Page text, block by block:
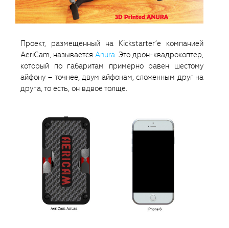
Проект, размещенный на Kickstarter’е компанией
AeriCam, называется Anura. Это дрон-квадрокоптер,
который по габаритам примерно равен шестому
айфону – точнее, двум айфонам, сложенным друг на
друга, то есть, он вдвое толще.